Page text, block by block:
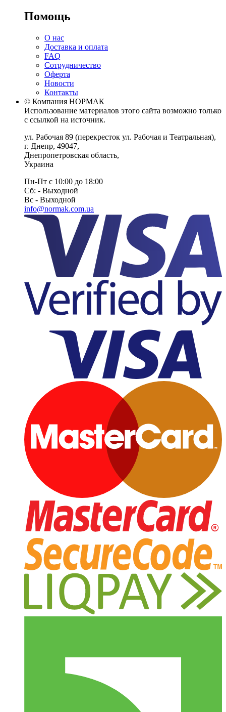
Помощь
О нас
Доставка и оплата
FAQ
Сотрудничество
Оферта
Новости
Контакты
© Компания НОРМАК
Использование материалов этого сайта возможно только
с ссылкой на источник.
ул. Рабочая 89 (перекресток ул. Рабочая и Театральная),
г. Днепр, 49047,
Днепропетровская область,
Украина
Пн-Пт с 10:00 до 18:00
Сб: - Выходной
Вс - Выходной
info@normak.com.ua